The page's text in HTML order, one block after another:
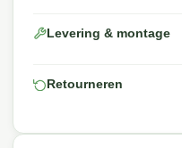
Levering & montage
Retourneren